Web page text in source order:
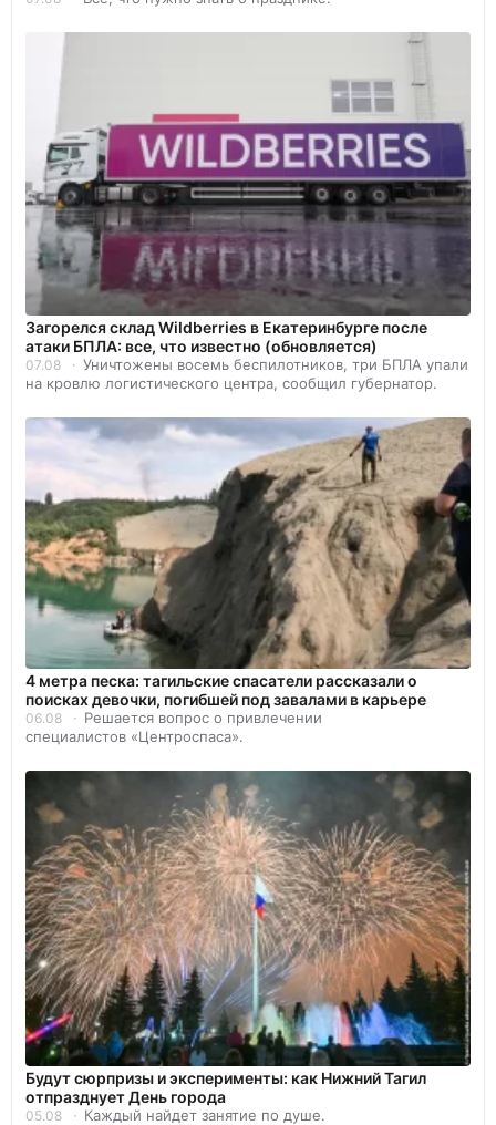
Загорелся склад Wildberries в Екатеринбурге после
атаки БПЛА: все, что известно (обновляется)
07.08
Уничтожены восемь беспилотников, три БПЛА упали
на кровлю логистического центра, сообщил губернатор.
4 метра песка: тагильские спасатели рассказали о
поисках девочки, погибшей под завалами в карьере
06.08
Решается вопрос о привлечении
специалистов «Центроспаса».
Будут сюрпризы и эксперименты: как Нижний Тагил
отпразднует День города
05.08 Каждый найдет занятие по душе.